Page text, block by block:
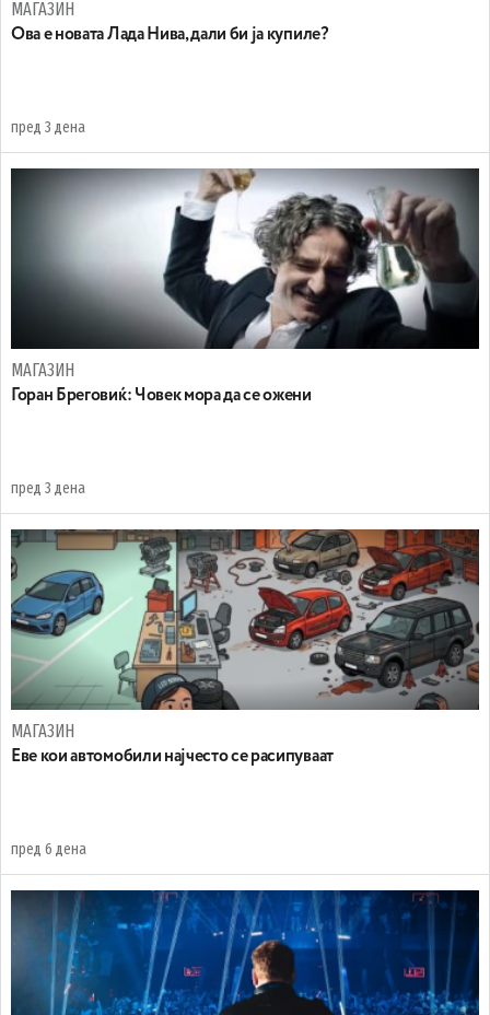
МАГАЗИН
Ова е новата Лада Нива, дали би ја купиле?
пред 3 дена
МАГАЗИН
Горан Бреговиќ: Човек мора да се ожени
пред 3 дена
МАГАЗИН
Еве кои автомобили најчесто се расипуваат
пред 6 дена